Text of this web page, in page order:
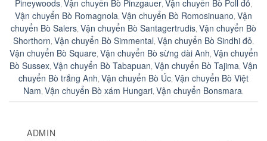
Pineywoods, Vận chuyển Bò Pinzgauer, Vận chuyển Bò Poll đỏ,
Vận chuyển Bò Romagnola, Vận chuyển Bò Romosinuano, Vận
chuyển Bò Salers, Vận chuyển Bò Santagertrudis, Vận chuyển Bò
Shorthorn, Vận chuyển Bò Simmental, Vận chuyển Bò Sindhi đỏ,
Vận chuyển Bò Square, Vận chuyển Bò sừng dài Anh, Vận chuyển
Bò Sussex, Vận chuyển Bò Tabapuan, Vận chuyển Bò Tajima, Vận
chuyển Bò trắng Anh, Vận chuyển Bò Úc, Vận chuyển Bò Việt
Nam, Vận chuyển Bò xám Hungari, Vận chuyển Bonsmara.
ADMIN